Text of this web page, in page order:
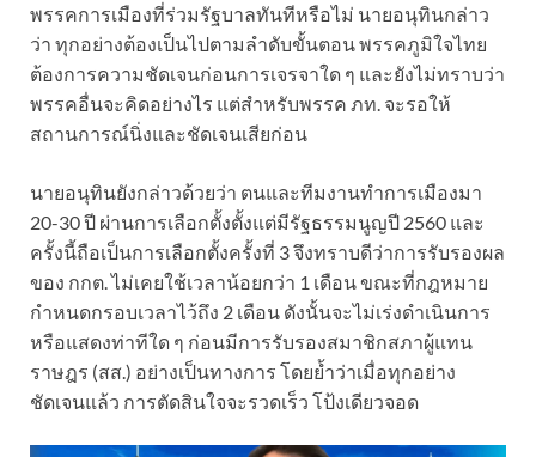
พรรคการเมืองที่ร่วมรัฐบาลทันทีหรือไม่ นายอนุทินกล่าว
ว่า ทุกอย่างต้องเป็นไปตามลำดับขั้นตอน พรรคภูมิใจไทย
ต้องการความชัดเจนก่อนการเจรจาใด ๆ และยังไม่ทราบว่า
พรรคอื่นจะคิดอย่างไร แต่สำหรับพรรค ภท. จะรอให้
สถานการณ์นิ่งและชัดเจนเสียก่อน
นายอนุทินยังกล่าวด้วยว่า ตนและทีมงานทำการเมืองมา
20-30 ปี ผ่านการเลือกตั้งตั้งแต่มีรัฐธรรมนูญปี 2560 และ
ครั้งนี้ถือเป็นการเลือกตั้งครั้งที่ 3 จึงทราบดีว่าการรับรองผล
ของ กกต. ไม่เคยใช้เวลาน้อยกว่า 1 เดือน ขณะที่กฎหมาย
กำหนดกรอบเวลาไว้ถึง 2 เดือน ดังนั้นจะไม่เร่งดำเนินการ
หรือแสดงท่าทีใด ๆ ก่อนมีการรับรองสมาชิกสภาผู้แทน
ราษฎร (สส.) อย่างเป็นทางการ โดยย้ำว่าเมื่อทุกอย่าง
ชัดเจนแล้ว การตัดสินใจจะรวดเร็ว โป้งเดียวจอด